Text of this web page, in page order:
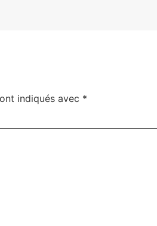
indiqués avec *